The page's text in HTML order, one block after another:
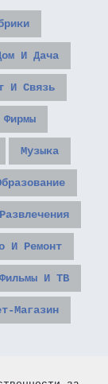
И Дача
И Связь
Музыка
Развлечения
И Ремонт
Фильмы И ТВ
Магазин